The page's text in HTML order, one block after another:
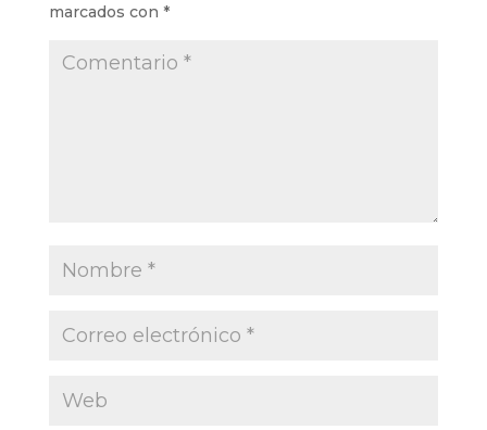
marcados con *